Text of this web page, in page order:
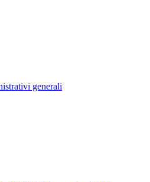
generali